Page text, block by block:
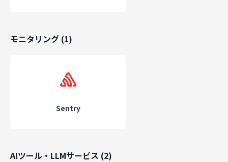
モニタリング (1)
Sentry
AIツール・LLMサービス (2)